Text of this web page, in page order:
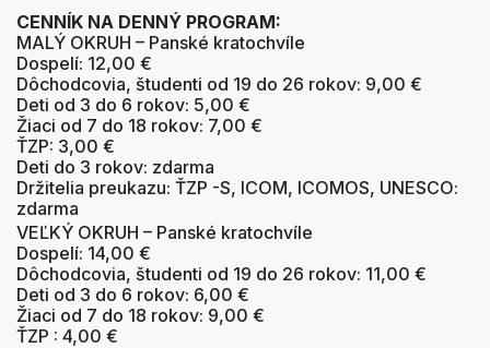
CENNÍK NA DENNÝ PROGRAM:
MALÝ OKRUH – Panské kratochvíle
Dospelí: 12,00 €
Dôchodcovia, študenti od 19 do 26 rokov: 9,00 €
Deti od 3 do 6 rokov: 5,00 €
Žiaci od 7 do 18 rokov: 7,00 €
ŤZP: 3,00 €
Deti do 3 rokov: zdarma
Držitelia preukazu: ŤZP -S, ICOM, ICOMOS, UNESCO:
zdarma
VEĽKÝ OKRUH – Panské kratochvíle
Dospelí: 14,00 €
Dôchodcovia, študenti od 19 do 26 rokov: 11,00 €
Deti od 3 do 6 rokov: 6,00 €
Žiaci od 7 do 18 rokov: 9,00 €
ŤZP : 4,00 €